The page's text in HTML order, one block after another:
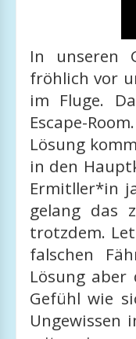
In unseren
fröhlich vor
im Fluge.
Escape-
Lösung
in den
Ermitller*in
gelang das
trotzdem.
falschen
Lösung
Gefühl wie
Ungewissen